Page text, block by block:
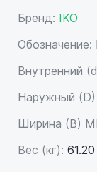
Бренд: IKO
Обозначение:
Внутренний
Наружный
Ширина (B)
Вес (кг): 61.20